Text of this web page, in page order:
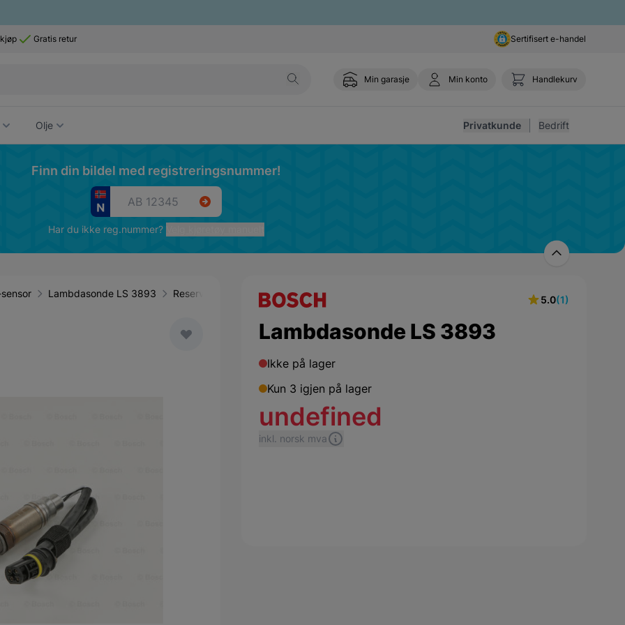
Gratis retur Sertifisert e-handel
Min garasje Min konto Handlekurv
Olje Privatkunde Bedrift
Finn din bildel med registreringsnummer!
Har du ikke reg.nummer?
Lambdasonde LS 3893 Reservedeler
5.0(1)
Lambdasonde LS 3893
Ikke på lager
Kun 3 igjen på lager
undefined
inkl. norsk mva